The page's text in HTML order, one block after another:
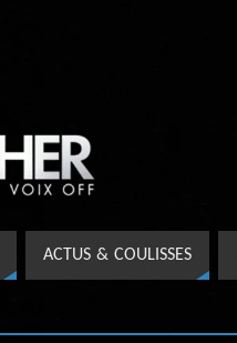
ACTUS & COULISSES